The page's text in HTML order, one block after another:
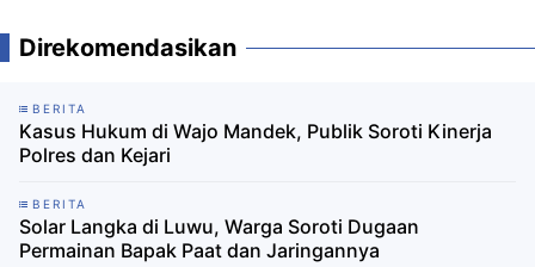
Direkomendasikan
BERITA
Kasus Hukum di Wajo Mandek, Publik Soroti Kinerja
Polres dan Kejari
BERITA
Solar Langka di Luwu, Warga Soroti Dugaan
Permainan Bapak Paat dan Jaringannya